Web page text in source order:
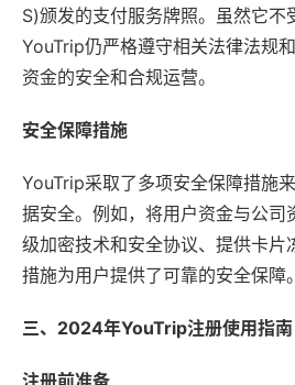
S)颁发的支付服务牌照。虽然它不
YouTrip仍严格遵守相关法律法规
资金的安全和合规运营。
安全保障措施
YouTrip采取了多项安全保障措施
据安全。例如，将用户资金与公司
级加密技术和安全协议、提供卡
措施为用户提供了可靠的安全保障。
三、2024年YouTrip注册使用指南